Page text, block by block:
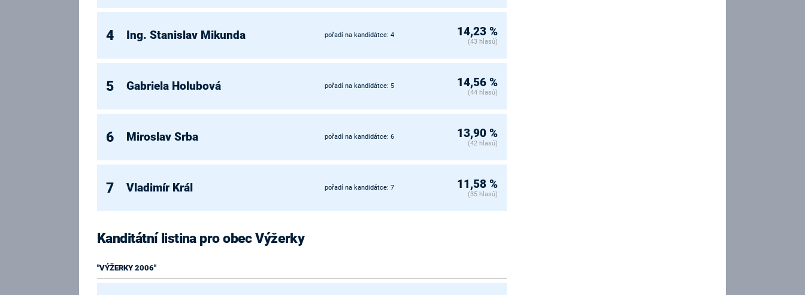
4 Ing. Stanislav Mikunda pořadí na kandidátce: 4 14,23 %
(43 hlasů)
5 Gabriela Holubová pořadí na kandidátce: 5 14,56 %
(44 hlasů)
6 Miroslav Srba pořadí na kandidátce: 6 13,90 %
(42 hlasů)
7 Vladimír Král pořadí na kandidátce: 7 11,58 %
(35 hlasů)
Kanditátní listina pro obec Výžerky
"VÝŽERKY 2006"